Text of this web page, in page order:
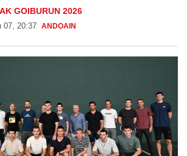
GOIBURUN 2026
07, 20:37 ANDOAIN